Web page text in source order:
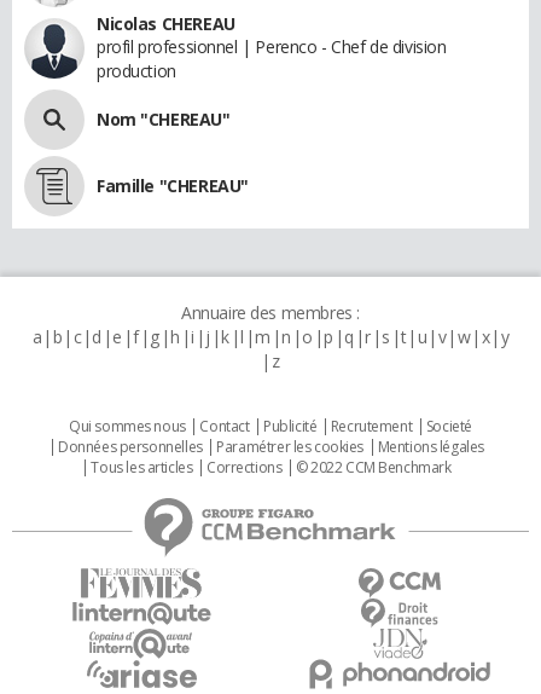
Nicolas CHEREAU
profil professionnel | Perenco - Chef de division
production
Nom "CHEREAU"
Famille "CHEREAU"
Annuaire des membres :
a b c d e f g h i j k l m n o p q r s t u v w x y
z
Qui sommes nous Contact Publicité Recrutement
Societé
Données personnelles
Paramétrer les cookies
Mentions légales
Tous les articles
Corrections © 2022 CCM Benchmark